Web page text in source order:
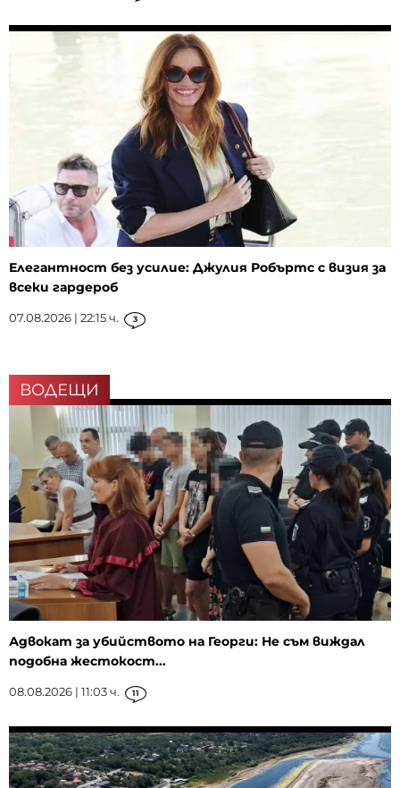
Елегантност без усилие: Джулия Робъртс с визия за
всеки гардероб
07.08.2026 | 22:15 ч. 3
ВОДЕЩИ
Адвокат за убийството на Георги: Не съм виждал
подобна жестокост...
08.08.2026 | 11:03 ч. 11